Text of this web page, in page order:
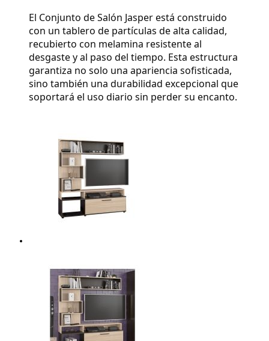
El Conjunto de Salón Jasper está construido
con un tablero de partículas de alta calidad,
recubierto con melamina resistente al
desgaste y al paso del tiempo. Esta estructura
garantiza no solo una apariencia sofisticada,
sino también una durabilidad excepcional que
soportará el uso diario sin perder su encanto.